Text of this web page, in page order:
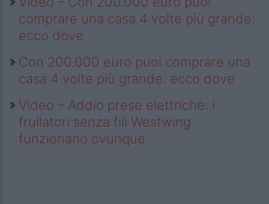
comprare una casa 4 volte più grande:
ecco dove
Con 200.000 euro puoi comprare una
casa 4 volte più grande: ecco dove
Video – Addio prese elettriche: i
frullatori senza fili Westwing
funzionano ovunque